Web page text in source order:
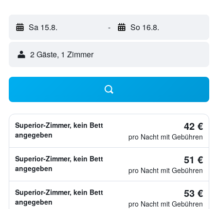
Sa 15.8. - So 16.8.
2 Gäste, 1 Zimmer
Superior-Zimmer, kein Bett
angegeben
42 €
pro Nacht mit Gebühren
Superior-Zimmer, kein Bett
angegeben
51 €
pro Nacht mit Gebühren
Superior-Zimmer, kein Bett
angegeben
53 €
pro Nacht mit Gebühren